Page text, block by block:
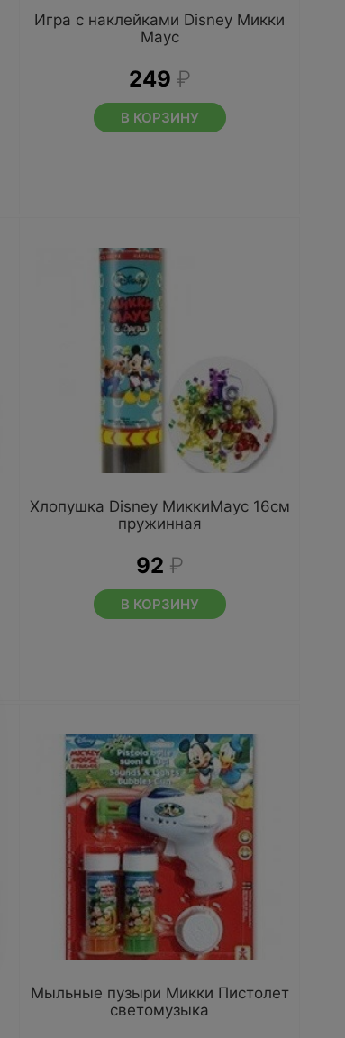
Игра с наклейками Disney Микки
Маус
249 ₽
В КОРЗИНУ
Хлопушка Disney МиккиМаус 16см
пружинная
92 ₽
В КОРЗИНУ
Мыльные пузыри Микки Пистолет
светомузыка